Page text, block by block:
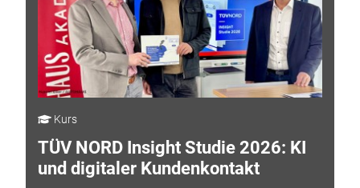
Kurs
TÜV NORD Insight Studie 2026: KI
und digitaler Kundenkontakt